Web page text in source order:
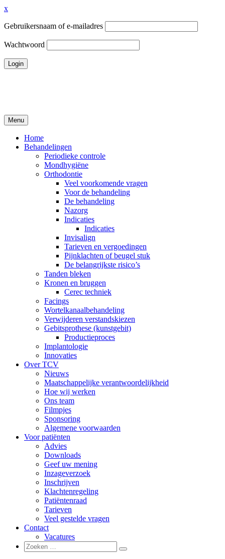
x
Gebruikersnaam of e-mailadres
Wachtwoord
Tandheelkundigcentrum Volendam
Menu
Home
Behandelingen
Periodieke controle
Mondhygiëne
Orthodontie
Veel voorkomende vragen
Voor de behandeling
De behandeling
Nazorg
Indicaties
Indicaties
Invisalign
Tarieven en vergoedingen
Pijnklachten of beugel stuk
De belangrijkste risico’s
Tanden bleken
Kronen en bruggen
Cerec techniek
Facings
Wortelkanaalbehandeling
Verwijderen verstandskiezen
Gebitsprothese (kunstgebit)
Productieproces
Implantologie
Innovaties
Over TCV
Nieuws
Maatschappelijke verantwoordelijkheid
Hoe wij werken
Ons team
Filmpjes
Sponsoring
Algemene voorwaarden
Voor patiënten
Advies
Downloads
Geef uw mening
Inzageverzoek
Inschrijven
Klachtenregeling
Patiëntenraad
Tarieven
Veel gestelde vragen
Contact
Vacatures
Zoeken
naar:
Zoeken